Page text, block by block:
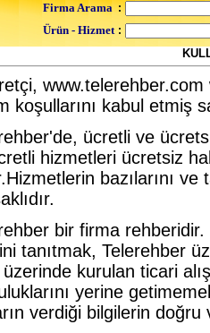
Firma Arama :
Ürün - Hizmet :
koşullarını kabul etmiş
ücretli ve
hizmetleri ücretsiz
bazılarını
bir firma
tanıtmak, Telerehber
kurulan ticari
yerine
verdiği bilgilerin doğru